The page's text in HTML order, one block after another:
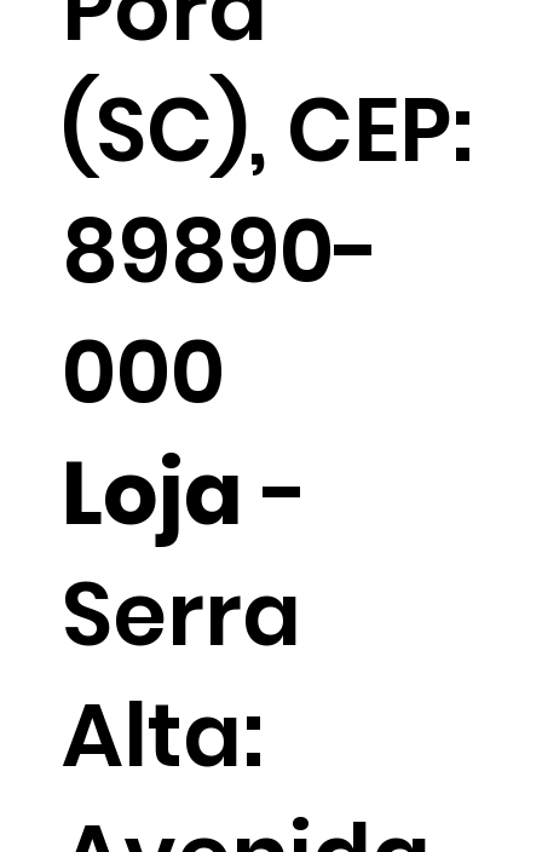
(SC), CEP:
89890-
000
Loja-
Serra
Alta: